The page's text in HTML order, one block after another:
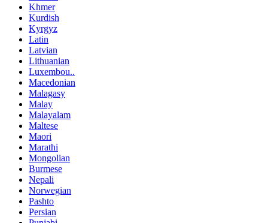
Khmer
Kurdish
Kyrgyz
Latin
Latvian
Lithuanian
Luxembou..
Macedonian
Malagasy
Malay
Malayalam
Maltese
Maori
Marathi
Mongolian
Burmese
Nepali
Norwegian
Pashto
Persian